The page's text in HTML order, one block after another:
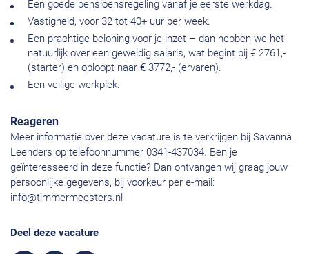
Een goede pensioensregeling vanaf je eerste werkdag.
Vastigheid, voor 32 tot 40+ uur per week.
Een prachtige beloning voor je inzet – dan hebben we het
natuurlijk over een geweldig salaris, wat begint bij € 2761,-
(starter) en oploopt naar € 3772,- (ervaren).
Een veilige werkplek.
Reageren
Meer informatie over deze vacature is te verkrijgen bij Savanna
Leenders op telefoonnummer 0341-437034. Ben je
geïnteresseerd in deze functie? Dan ontvangen wij graag jouw
persoonlijke gegevens, bij voorkeur per e-mail:
info@timmermeesters.nl
Deel deze vacature